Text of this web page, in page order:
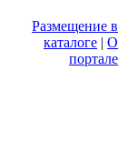
Размещение в
каталоге | О
портале